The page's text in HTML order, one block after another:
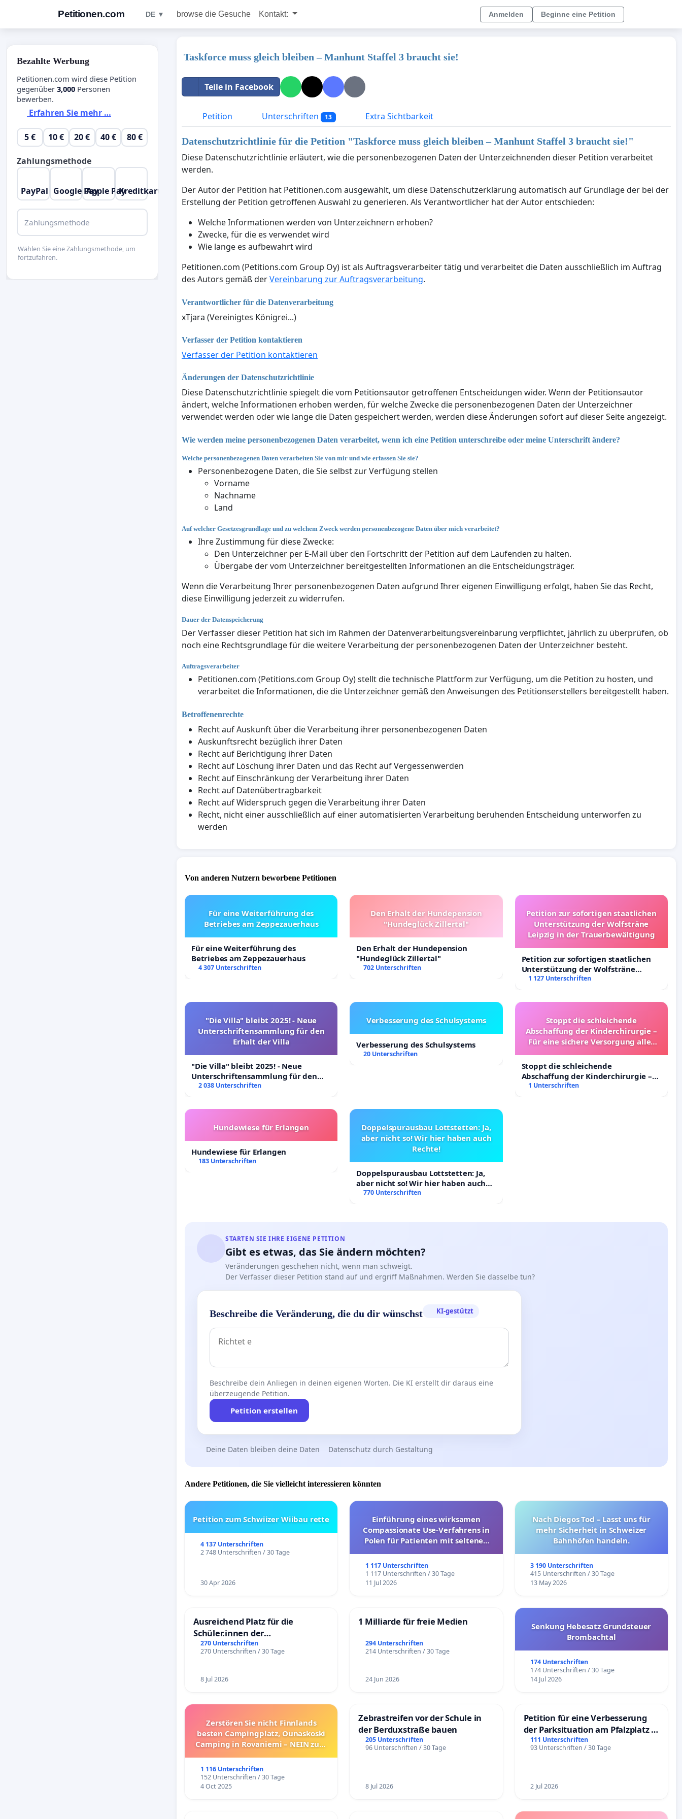
Petitionen.com DE ▼ browse die Gesuche Kontakt: Anmelden Beginne eine Petition
Taskforce muss gleich bleiben – Manhunt Staffel 3 braucht sie!
Teile in Facebook
Petition Unterschriften 13 Extra Sichtbarkeit
Datenschutzrichtlinie für die Petition "Taskforce muss gleich bleiben – Manhunt Staffel 3 braucht sie!"
Diese Datenschutzrichtlinie erläutert, wie die personenbezogenen Daten der Unterzeichnenden dieser Petition verarbeitet
werden.
Der Autor der Petition hat Petitionen.com ausgewählt, um diese Datenschutzerklärung automatisch auf Grundlage der bei der
Erstellung der Petition getroffenen Auswahl zu generieren. Als Verantwortlicher hat der Autor entschieden:
Welche Informationen werden von Unterzeichnern erhoben?
Zwecke, für die es verwendet wird
Wie lange es aufbewahrt wird
Petitionen.com (Petitions.com Group Oy) ist als Auftragsverarbeiter tätig und verarbeitet die Daten ausschließlich im Auftrag
des Autors gemäß derVereinbarung zur Auftragsverarbeitung.
Verantwortlicher für die Datenverarbeitung
xTjara (Vereinigtes Königrei...)
Verfasser der Petition kontaktieren
Verfasser der Petition kontaktieren
Änderungen der Datenschutzrichtlinie
Diese Datenschutzrichtlinie spiegelt die vom Petitionsautor getroffenen Entscheidungen wider. Wenn der Petitionsautor
ändert, welche Informationen erhoben werden, für welche Zwecke die personenbezogenen Daten der Unterzeichner
verwendet werden oder wie lange die Daten gespeichert werden, werden diese Änderungen sofort auf dieser Seite angezeigt.
Wie werden meine personenbezogenen Daten verarbeitet, wenn ich eine Petition unterschreibe oder meine Unterschrift ändere?
Welche personenbezogenen Daten verarbeiten Sie von mir und wie erfassen Sie sie?
Personenbezogene Daten, die Sie selbst zur Verfügung stellen
Vorname
Nachname
Land
Auf welcher Gesetzesgrundlage und zu welchem Zweck werden personenbezogene Daten über mich verarbeitet?
Ihre Zustimmung für diese Zwecke:
Den Unterzeichner per E-Mail über den Fortschritt der Petition auf dem Laufenden zu halten.
Übergabe der vom Unterzeichner bereitgestellten Informationen an die Entscheidungsträger.
Wenn die Verarbeitung Ihrer personenbezogenen Daten aufgrund Ihrer eigenen Einwilligung erfolgt, haben Sie das Recht,
diese Einwilligung jederzeit zu widerrufen.
Dauer der Datenspeicherung
Der Verfasser dieser Petition hat sich im Rahmen der Datenverarbeitungsvereinbarung verpflichtet, jährlich zu überprüfen, ob
noch eine Rechtsgrundlage für die weitere Verarbeitung der personenbezogenen Daten der Unterzeichner besteht.
Auftragsverarbeiter
Petitionen.com (Petitions.com Group Oy) stellt die technische Plattform zur Verfügung, um die Petition zu hosten, und
verarbeitet die Informationen, die die Unterzeichner gemäß den Anweisungen des Petitionserstellers bereitgestellt haben.
Betroffenenrechte
Recht auf Auskunft über die Verarbeitung ihrer personenbezogenen Daten
Auskunftsrecht bezüglich ihrer Daten
Recht auf Berichtigung ihrer Daten
Recht auf Löschung ihrer Daten und das Recht auf Vergessenwerden
Recht auf Einschränkung der Verarbeitung ihrer Daten
Recht auf Datenübertragbarkeit
Recht auf Widerspruch gegen die Verarbeitung ihrer Daten
Recht, nicht einer ausschließlich auf einer automatisierten Verarbeitung beruhenden Entscheidung unterworfen zu
werden
Von anderen Nutzern beworbene Petitionen
Für eine Weiterführung des
Betriebes am Zeppezauerhaus
Für eine Weiterführung des
Betriebes am Zeppezauerhaus
4 307 Unterschriften
Den Erhalt der Hundepension
"Hundeglück Zillertal"
Den Erhalt der Hundepension
"Hundeglück Zillertal"
702 Unterschriften
Petition zur sofortigen staatlichen
Unterstützung der Wolfsträne
Leipzig in der Trauerbewältigung
Petition zur sofortigen staatlichen
Unterstützung der Wolfsträne
Leipzig in der Trauerbewältigung
1 127 Unterschriften
"Die Villa" bleibt 2025! - Neue
Unterschriftensammlung für den
Erhalt der Villa
"Die Villa" bleibt 2025! - Neue
Unterschriftensammlung für den
Erhalt der Villa
2 038 Unterschriften
Verbesserung des Schulsystems
Verbesserung des Schulsystems
20 Unterschriften
Stoppt die schleichende
Abschaffung der Kinderchirurgie –
Für eine sichere Versorgung aller
Stoppt die schleichende
Abschaffung der Kinderchirurgie –
Für eine sichere Versorgung aller
1 Unterschriften
Hundewiese für Erlangen
Hundewiese für Erlangen
183 Unterschriften
Doppelspurausbau Lottstetten: Ja,
aber nicht so! Wir hier haben auch
Rechte!
Doppelspurausbau Lottstetten: Ja,
aber nicht so! Wir hier haben auch
Rechte!
770 Unterschriften
STARTEN SIE IHRE EIGENE PETITION
Gibt es etwas, das Sie ändern möchten?
Veränderungen geschehen nicht, wenn man schweigt.
Der Verfasser dieser Petition stand auf und ergriff Maßnahmen. Werden Sie dasselbe tun?
Beschreibe die Veränderung, die du dir wünschst KI-gestützt
Beschreibe dein Anliegen in deinen eigenen Worten. Die KI erstellt dir daraus eine
überzeugende Petition.
Petition erstellen
Deine Daten bleiben deine Daten Datenschutz durch Gestaltung
Andere Petitionen, die Sie vielleicht interessieren könnten
Petition zum Schwiizer Wiibau rette
4 137 Unterschriften
2 748 Unterschriften / 30 Tage
30 Apr 2026
Einführung eines wirksamen
Compassionate Use-Verfahrens in
Polen für Patienten mit seltenen
1 117 Unterschriften
1 117 Unterschriften / 30 Tage
11 Jul 2026
Nach Diegos Tod – Lasst uns für
mehr Sicherheit in Schweizer
Bahnhöfen handeln.
3 190 Unterschriften
415 Unterschriften / 30 Tage
13 May 2026
Ausreichend Platz für die
Schüler.innen der
Schönbergschule
270 Unterschriften
270 Unterschriften / 30 Tage
8 Jul 2026
1 Milliarde für freie Medien
294 Unterschriften
214 Unterschriften / 30 Tage
24 Jun 2026
Senkung Hebesatz Grundsteuer
Brombachtal
174 Unterschriften
174 Unterschriften / 30 Tage
14 Jul 2026
Zerstören Sie nicht Finnlands
besten Campingplatz, Ounaskoski
Camping in Rovaniemi – NEIN zum
1 116 Unterschriften
152 Unterschriften / 30 Tage
4 Oct 2025
Zebrastreifen vor der Schule in
der Berduxstraße bauen
205 Unterschriften
96 Unterschriften / 30 Tage
8 Jul 2026
Petition für eine Verbesserung
der Parksituation am Pfalzplatz in
Mannheim
111 Unterschriften
93 Unterschriften / 30 Tage
2 Jul 2026
Bezahlte Werbung
Petitionen.com wird diese Petition
gegenüber 3,000 Personen
bewerben.
Erfahren Sie mehr …
5 € 10 € 20 € 40 € 80 €
Zahlungsmethode
PayPal Google PayApple PayKreditkarte
Zahlungsmethode
Wählen Sie eine Zahlungsmethode, um
fortzufahren.